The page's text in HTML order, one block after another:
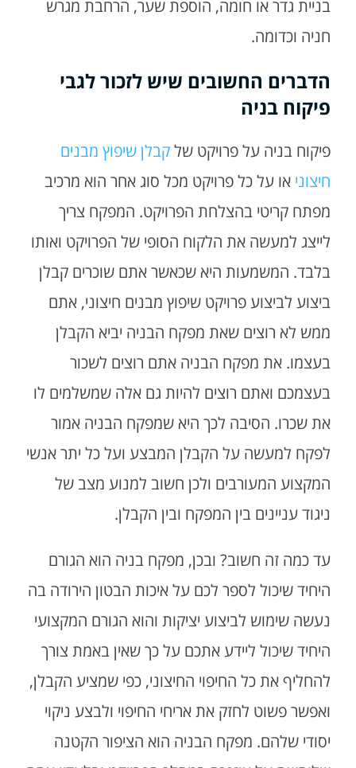
בניית גדר או חומה, הוספת שער, הרחבת מגרש
חניה וכדומה.
הדברים החשובים שיש לזכור לגבי
פיקוח בניה
פיקוח בניה על פרויקט שלקבלן שיפוץ מבנים
חיצוני או על כל פרויקט מכל סוג אחר הוא מרכיב
מפתח קריטי בהצלחת הפרויקט. המפקח צריך
לייצג למעשה את הלקוח הסופי של הפרויקט ואותו
בלבד. המשמעות היא שכאשר אתם שוכרים קבלן
ביצוע לביצוע פרויקט שיפוץ מבנים חיצוני, אתם
ממש לא רוצים שאת מפקח הבניה יביא הקבלן
בעצמו. את מפקח הבניה אתם רוצים לשכור
בעצמכם ואתם רוצים להיות גם אלה שמשלמים לו
את שכרו. הסיבה לכך היא שמפקח הבניה אמור
לפקח למעשה על הקבלן המבצע ועל כל יתר אנשי
המקצוע המעורבים ולכן חשוב למנוע מצב של
ניגוד עניינים בין המפקח ובין הקבלן.
עד כמה זה חשוב? ובכן, מפקח בניה הוא הגורם
היחיד שיכול לספר לכם על איכות הבטון הירודה בה
נעשה שימוש לביצוע יציקות והוא הגורם המקצועי
היחיד שיכול ליידע אתכם על כך שאין באמת צורך
להחליף את כל החיפוי החיצוני, כפי שמציע הקבלן,
ואפשר פשוט לחזק את אריחי החיפוי ולבצע ניקוי
יסודי שלהם. מפקח הבניה הוא הציפור הקטנה